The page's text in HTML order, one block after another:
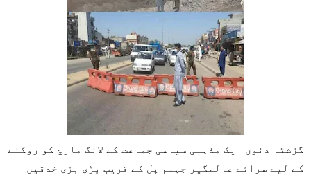
گزشتہ دنوں ایک مذہبی سیاسی جماعت کے لانگ مارچ کو روکنے
کے لیے سرائے عالمگیر جہلم پل کے قریب بڑی بڑی خدقیں